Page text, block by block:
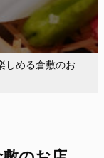
しめる倉敷のお